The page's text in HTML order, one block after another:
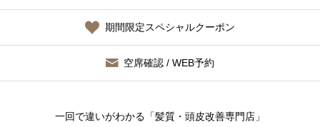
期間限定スペシャルクーポン
空席確認 / WEB予約
一回で違いがわかる「髪質・頭皮改善専門店」